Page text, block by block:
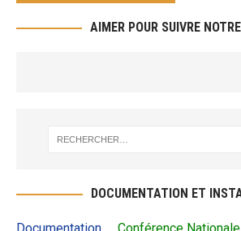
AIMER POUR SUIVRE
DOCUMENTATION ET